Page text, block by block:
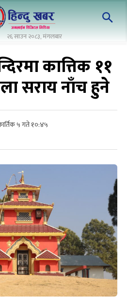
२६ साउन २०८३, मंगलबार
कात्तिक ११
सराय नाँच हुने
५ गते १०:४५